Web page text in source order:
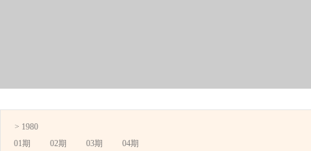
> 1980
01期
02期 03期 04期